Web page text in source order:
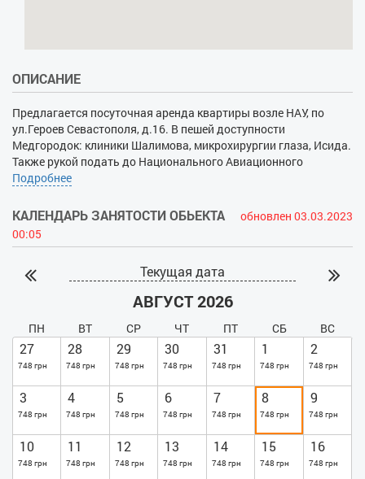
ОПИСАНИЕ
Предлагается посуточная аренда квартиры возле НАУ, по
ул.Героев Севастополя, д.16. В пешей доступности
Медгородок: клиники Шалимова, микрохирургии глаза, Исида.
Также рукой подать до Национального Авиационного
Университета. До станции метро Берестейская - 7 минут,
доставит вас в центр города, а также к м. КПИ и м.
Вокзальная. Квартира однокомнатная, в комнате два
двухспальных дивана, застекленный балкон. В наличии вся
холодильник, микроволновка, кондиционер, ТВ, фен, утюг. Для
принадлежности предоставляются.
Подробнее
КАЛЕНДАРЬ ЗАНЯТОСТИ ОБЬЕКТА
обновлен 03.03.2023
00:05
Текущая дата
АВГУСТ 2026
ПН ВТ СР ЧТ ПТ СБ ВС
27
748 грн
28
748 грн
29
748 грн
30
748 грн
31
748 грн
1
748 грн
2
748 грн
3
748 грн
4
748 грн
5
748 грн
6
748 грн
7
748 грн
8
748 грн
9
748 грн
10
748 грн
11
748 грн
12
748 грн
13
748 грн
14
748 грн
15
748 грн
16
748 грн